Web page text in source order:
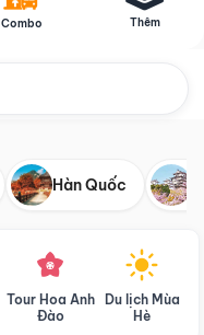
Combo Thêm
Hàn Quốc
Tour Hoa Anh
Đào
Du lịch Mùa
Hè